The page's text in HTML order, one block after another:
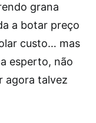
grana
a botar preço
custo… mas
esperto, não
agora talvez